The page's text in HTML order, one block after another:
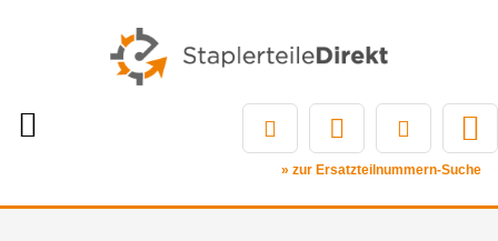
» zur Ersatzteilnummern-Suche